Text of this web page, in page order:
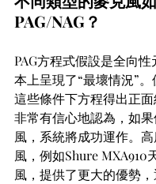
PAG/NAG？
PAG方程式假設是全向
本上呈現了“最壞情況”
這些條件下方程得出正
非常有信心地認為，如
風，系統將成功運作。
風，例如Shure MXA910
風，提供了更大的優勢